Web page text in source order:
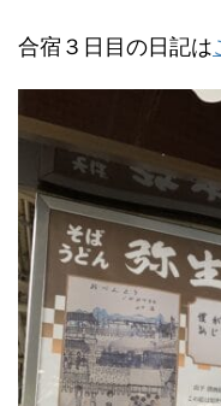
合宿３日目の日記は